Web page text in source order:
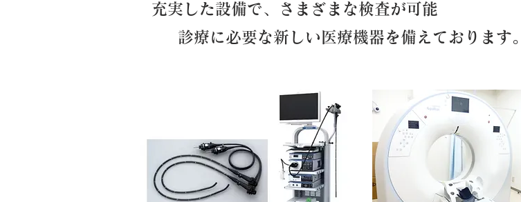
充実した設備で、さまざまな検査が可能
診療に必要な新しい医療機器を備えております。